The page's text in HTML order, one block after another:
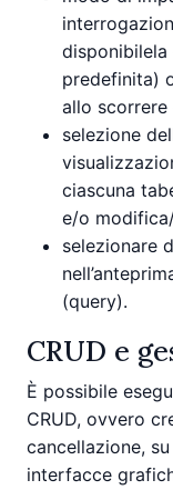
disponibilela
predefinita)
allo
selezione
ciascuna
e/o
selezionare
(query).
CRUD e
È possibile
CRUD, ovvero
cancellazione,
interfacce